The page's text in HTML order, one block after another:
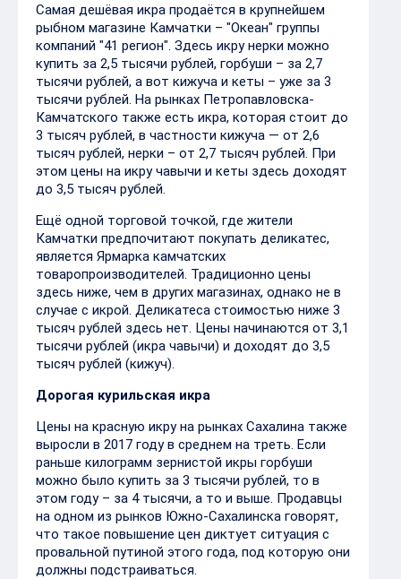
Самая дешёвая икра продаётся в крупнейшем
рыбном магазине Камчатки – "Океан" группы
компаний "41 регион". Здесь икру нерки можно
купить за 2,5 тысячи рублей, горбуши – за 2,7
тысячи рублей, а вот кижуча и кеты – уже за 3
тысячи рублей. На рынках Петропавловска-
Камчатского также есть икра, которая стоит до
3 тысяч рублей, в частности кижуча — от 2,6
тысяч рублей, нерки – от 2,7 тысяч рублей. При
этом цены на икру чавычи и кеты здесь доходят
до 3,5 тысяч рублей.
Ещё одной торговой точкой, где жители
Камчатки предпочитают покупать деликатес,
является Ярмарка камчатских
товаропроизводителей. Традиционно цены
здесь ниже, чем в других магазинах, однако не в
случае с икрой. Деликатеса стоимостью ниже 3
тысяч рублей здесь нет. Цены начинаются от 3,1
тысячи рублей (икра чавычи) и доходят до 3,5
тысяч рублей (кижуч).
Дорогая курильская икра
Цены на красную икру на рынках Сахалина также
выросли в 2017 году в среднем на треть. Если
раньше килограмм зернистой икры горбуши
можно было купить за 3 тысячи рублей, то в
этом году – за 4 тысячи, а то и выше. Продавцы
на одном из рынков Южно-Сахалинска говорят,
что такое повышение цен диктует ситуация с
провальной путиной этого года, под которую они
должны подстраиваться.